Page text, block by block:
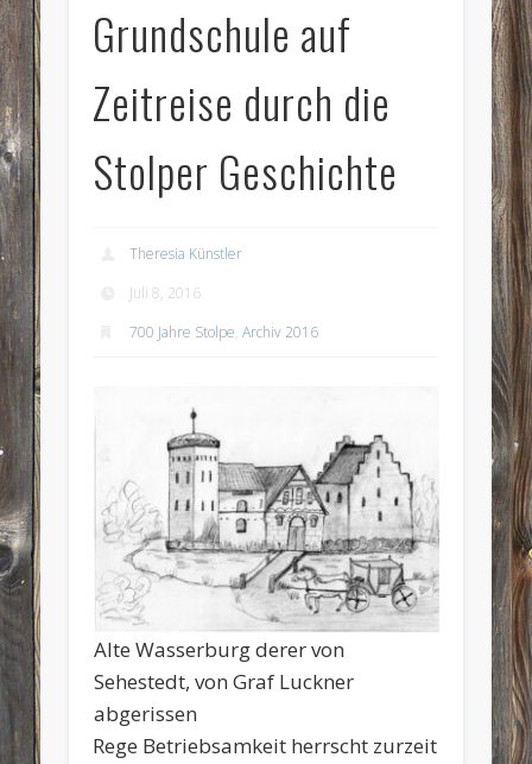
Grundschule auf
Zeitreise durch die
Stolper Geschichte
Theresia Künstler
Juli 8, 2016
700 Jahre Stolpe,Archiv 2016
Alte Wasserburg derer von
Sehestedt, von Graf Luckner
abgerissen
Rege Betriebsamkeit herrscht zurzeit